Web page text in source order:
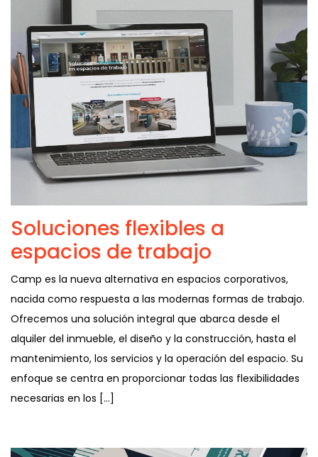
Soluciones flexibles a
espacios de trabajo
Camp es la nueva alternativa en espacios corporativos,
nacida como respuesta a las modernas formas de trabajo.
Ofrecemos una solución integral que abarca desde el
alquiler del inmueble, el diseño y la construcción, hasta el
mantenimiento, los servicios y la operación del espacio. Su
enfoque se centra en proporcionar todas las flexibilidades
necesarias en los […]